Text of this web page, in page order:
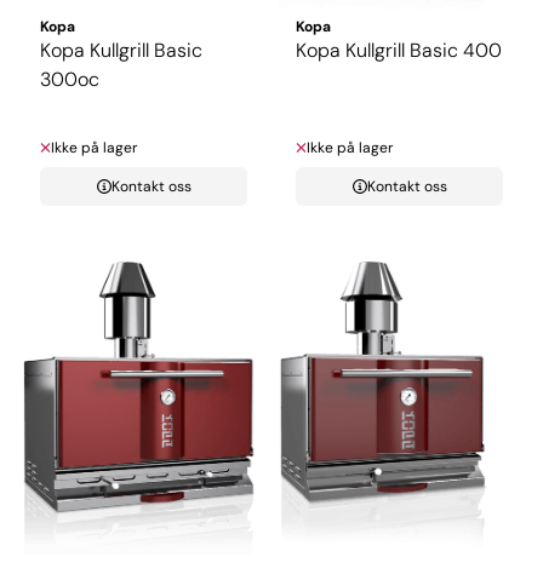
Kopa
Kopa Kullgrill Basic
300oc
Ikke på lager
Kontakt oss
Kopa
Kopa Kullgrill Basic 400
Ikke på lager
Kontakt oss